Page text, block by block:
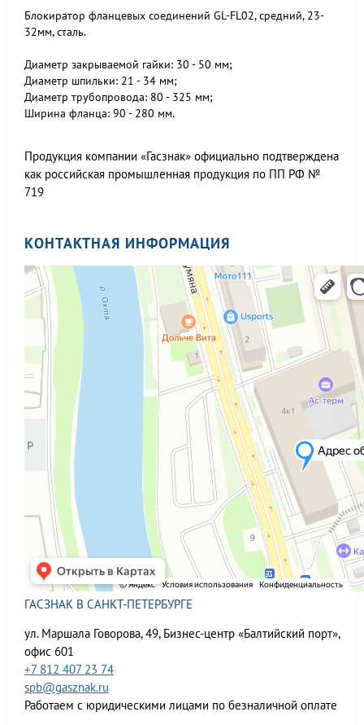
Блокиратор фланцевых соединений GL-FL02, средний, 23-
32мм, сталь.
Диаметр закрываемой гайки: 30 - 50 мм;
Диаметр шпильки: 21 - 34 мм;
Диаметр трубопровода: 80 - 325 мм;
Ширина фланца: 90 - 280 мм.
Продукция компании «Гасзнак» официально подтверждена
как российская промышленная продукция по ПП РФ №
719
КОНТАКТНАЯ ИНФОРМАЦИЯ
ГАСЗНАК В САНКТ-ПЕТЕРБУРГЕ
ул. Маршала Говорова, 49, Бизнес-центр «Балтийский порт»,
офис 601
+7 812 407 23 74
spb@gasznak.ru
Работаем с юридическими лицами по безналичной оплате